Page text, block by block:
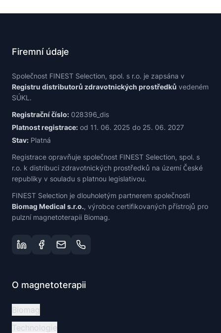
Firemní údaje
Společnost FINEST Selection, spol. s r.o. je zapsána v
Registru distributorů zdravotnických prostředků vedeném
SÚKL.
Registrační číslo: 028396_dis
Platnost registrace: od 11. 06. 2025 do 25. 06. 2027
Stav: Platná
Registrace opravňuje společnost FINEST Selection, spol. s
r.o. k distribuci zdravotnických prostředků na území České
republiky v souladu s platnou legislativou.
FINEST Selection je dlouholetým partnerem společnosti
Biomag Medical s.r.o., výrobce certifikovaných přístrojů pro
pulzní magnetoterapii Biomag.
O magnetoterapii
Biomag
Technologie